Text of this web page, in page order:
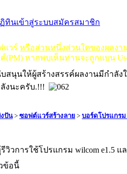
ฏิทินเข้าสู่ระบบสมัครสมาชิก
แวร์ หรือส่วนหนึ่งส่วนใดของผลง
(PM) หากพบเห็นท่านจะถูกแบน
สนุนให้ผู้สร้างสรรค์ผลงานมีกำลัง
งนะครับ.!!!
ปัน> ซอฟต์แวร์สร้างลาย > บอร์ดโปรแกรม
วิวการใช้โปรแกรม wilcom e1.5 แ
ข้อนี้